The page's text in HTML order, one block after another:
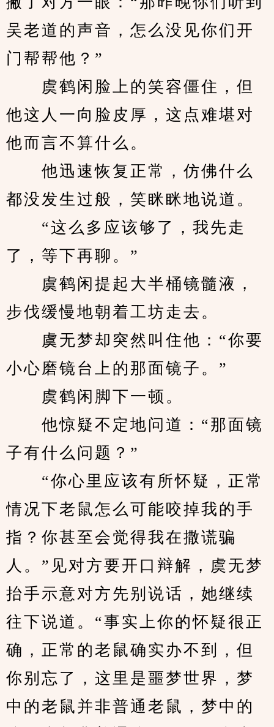
吴老道的声音，怎么没见你们开
门帮帮他？”
虞鹤闲脸上的笑容僵住，但
他这人一向脸皮厚，这点难堪对
他而言不算什么。
他迅速恢复正常，仿佛什么
都没发生过般，笑眯眯地说道。
“这么多应该够了，我先走
了，等下再聊。”
虞鹤闲提起大半桶镜髓液，
步伐缓慢地朝着工坊走去。
虞无梦却突然叫住他：“你要
小心磨镜台上的那面镜子。”
虞鹤闲脚下一顿。
他惊疑不定地问道：“那面镜
子有什么问题？”
“你心里应该有所怀疑，正常
情况下老鼠怎么可能咬掉我的手
指？你甚至会觉得我在撒谎骗
人。”见对方要开口辩解，虞无梦
抬手示意对方先别说话，她继续
往下说道。“事实上你的怀疑很正
确，正常的老鼠确实办不到，但
你别忘了，这里是噩梦世界，梦
中的老鼠并非普通老鼠，梦中的